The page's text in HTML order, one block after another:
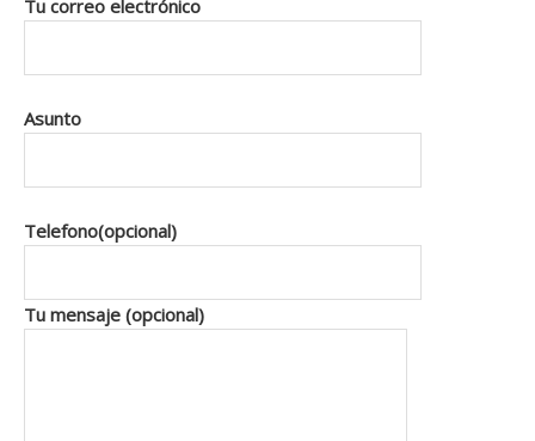
Tu correo electrónico
Asunto
Telefono(opcional)
Tu mensaje (opcional)